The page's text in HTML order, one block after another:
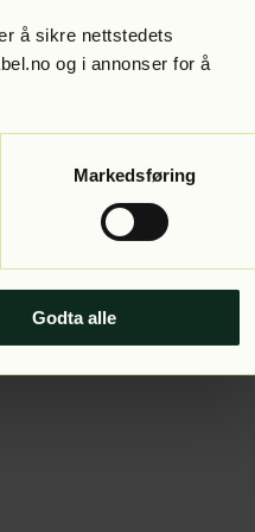
å sikre nettstedets
og i annonser for å
Markedsføring
Godta alle